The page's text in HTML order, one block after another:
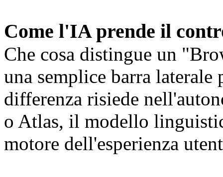
Come l'IA prende il
Che cosa distingue un
una semplice barra laterale
differenza risiede
o Atlas, il modello
motore dell'esperienza